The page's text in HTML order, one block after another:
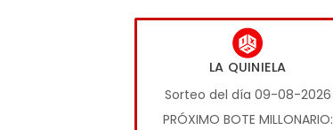
LA QUINIELA
Sorteo del día 09-08-2026
PRÓXIMO BOTE MILLONARIO: